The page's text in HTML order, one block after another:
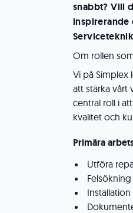
snabbt? Vill
inspirerande
Om rollen
Vi på Simplex
att stärka vårt
central roll i
kvalitet och
Primära
Utföra